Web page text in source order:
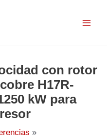
con rotor
H17R-
kW para